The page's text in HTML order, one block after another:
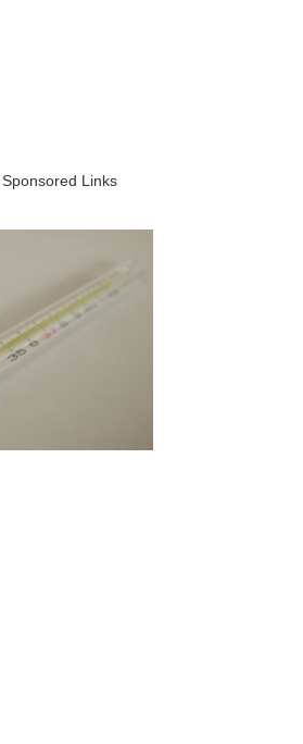
Sponsored Links